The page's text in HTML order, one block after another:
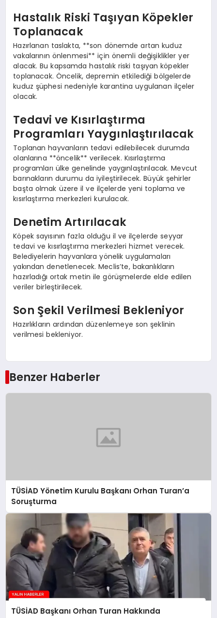
Hastalık Riski Taşıyan Köpekler
Toplanacak
Hazırlanan taslakta, **son dönemde artan kuduz
vakalarının önlenmesi** için önemli değişiklikler yer
alacak. Bu kapsamda hastalık riski taşıyan köpekler
toplanacak. Öncelik, depremin etkilediği bölgelerde
kuduz şüphesi nedeniyle karantina uygulanan ilçeler
olacak.
Tedavi ve Kısırlaştırma
Programları Yaygınlaştırılacak
Toplanan hayvanların tedavi edilebilecek durumda
olanlarına **öncelik** verilecek. Kısırlaştırma
programları ülke genelinde yaygınlaştırılacak. Mevcut
barınakların durumu da iyileştirilecek. Büyük şehirler
başta olmak üzere il ve ilçelerde yeni toplama ve
kısırlaştırma merkezleri kurulacak.
Denetim Artırılacak
Köpek sayısının fazla olduğu il ve ilçelerde seyyar
tedavi ve kısırlaştırma merkezleri hizmet verecek.
Belediyelerin hayvanlara yönelik uygulamaları
yakından denetlenecek. Meclis’te, bakanlıkların
hazırladığı ortak metin ile görüşmelerde elde edilen
veriler birleştirilecek.
Son Şekil Verilmesi Bekleniyor
Hazırlıkların ardından düzenlemeye son şeklinin
verilmesi bekleniyor.
Benzer Haberler
TÜSİAD Yönetim Kurulu Başkanı Orhan Turan’a
Soruşturma
TÜSİAD Başkanı Orhan Turan Hakkında